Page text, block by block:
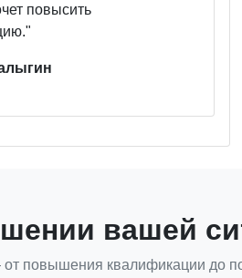
повысить
вашей
повышения квалификации до